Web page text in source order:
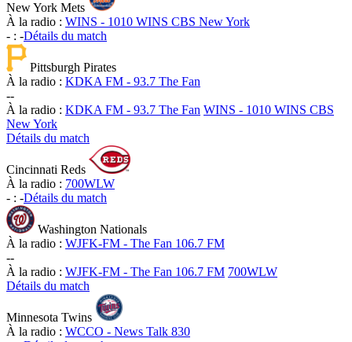
New York Mets
À la radio : WINS - 1010 WINS CBS New York
- : -Détails du match
Pittsburgh Pirates
À la radio : KDKA FM - 93.7 The Fan
--
À la radio : KDKA FM - 93.7 The Fan WINS - 1010 WINS CBS
New York
Détails du match
Cincinnati Reds
À la radio : 700WLW
- : -Détails du match
Washington Nationals
À la radio : WJFK-FM - The Fan 106.7 FM
--
À la radio : WJFK-FM - The Fan 106.7 FM 700WLW
Détails du match
Minnesota Twins
À la radio : WCCO - News Talk 830